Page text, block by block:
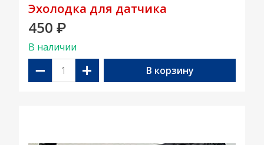
Эхолодка для датчика
450 ₽
В наличии
− + В корзину